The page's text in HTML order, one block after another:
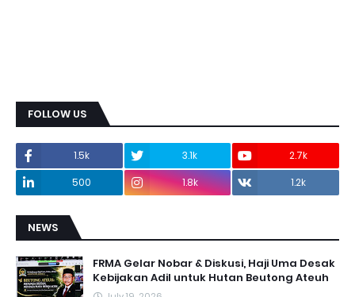
FOLLOW US
1.5k 3.1k
2.7k
500
1.8k 1.2k
NEWS
FRMA Gelar Nobar & Diskusi, Haji Uma Desak
Kebijakan Adil untuk Hutan Beutong Ateuh